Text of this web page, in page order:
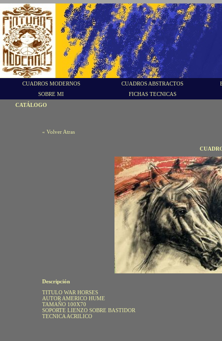
CUADROS MODERNOS CUADROS ABSTRACTOS
SOBRE MI
FICHAS TECNICAS
CATÁLOGO
« Volver Atras
Descripción
TITULO WAR HORSES
AUTOR AMERICO HUME
TAMAÑO 100X70
SOPORTE LIENZO SOBRE BASTIDOR
TECNICA ACRILICO